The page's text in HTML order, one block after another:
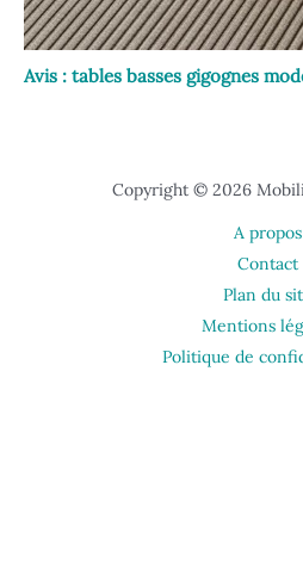
Avis : tables basses gigognes
Copyright © 2026
A propos
Contact
Plan du
Mentions
Politique de